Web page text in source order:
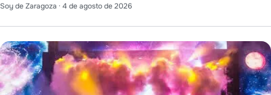
Soy de Zaragoza · 4 de agosto de 2026